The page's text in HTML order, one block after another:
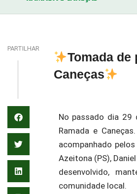
PARTILHAR
Tomada de
Caneças
No passado dia 29
Ramada e
acompanhado
Azeitona (PS),
desenvolvido,
comunidade local.